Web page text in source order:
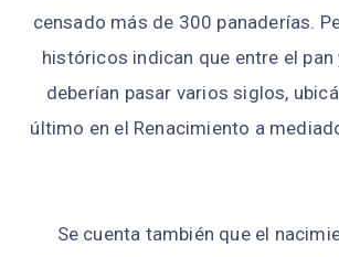
censado más de 300 panaderías.
históricos indican que entre el pan
deberían pasar varios siglos,
último en el Renacimiento a
Se cuenta también que el